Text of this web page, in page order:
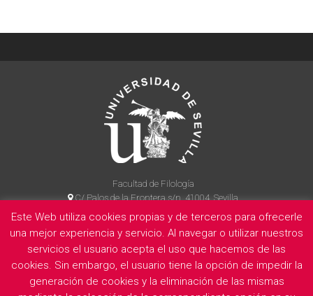
Facultad de Filología
C/ Palos de la Frontera s/n, 41004, Sevilla
954 55 14 90
La Facultad Información legal Politica de privacidad Cookies
E
Este Web utiliza cookies propias y de terceros para ofrecerle
una mejor experiencia y servicio. Al navegar o utilizar nuestros
servicios el usuario acepta el uso que hacemos de las
cookies. Sin embargo, el usuario tiene la opción de impedir la
generación de cookies y la eliminación de las mismas